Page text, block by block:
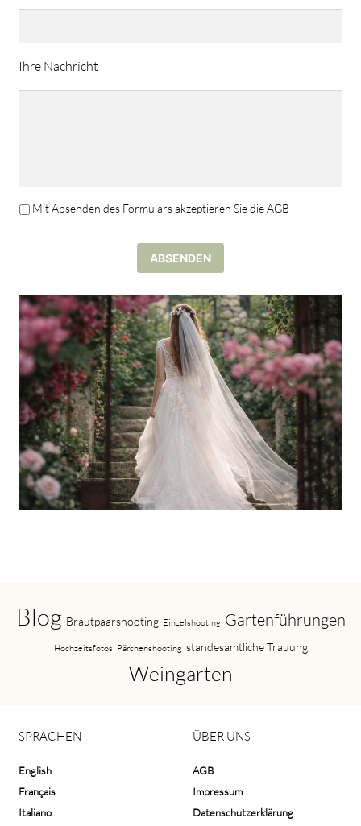
Ihre Nachricht
O
T
i
t
e
*
Mit Absenden des Formulars akzeptieren Sie die AGB
ABSENDEN
Blog Brautpaarshooting Einzelshooting Gartenführungen
Hochzeitsfotos Pärchenshooting standesamtliche Trauung
Weingarten
SPRACHEN
English
Français
Italiano
ÜBER UNS
AGB
Impressum
Datenschutzerklärung